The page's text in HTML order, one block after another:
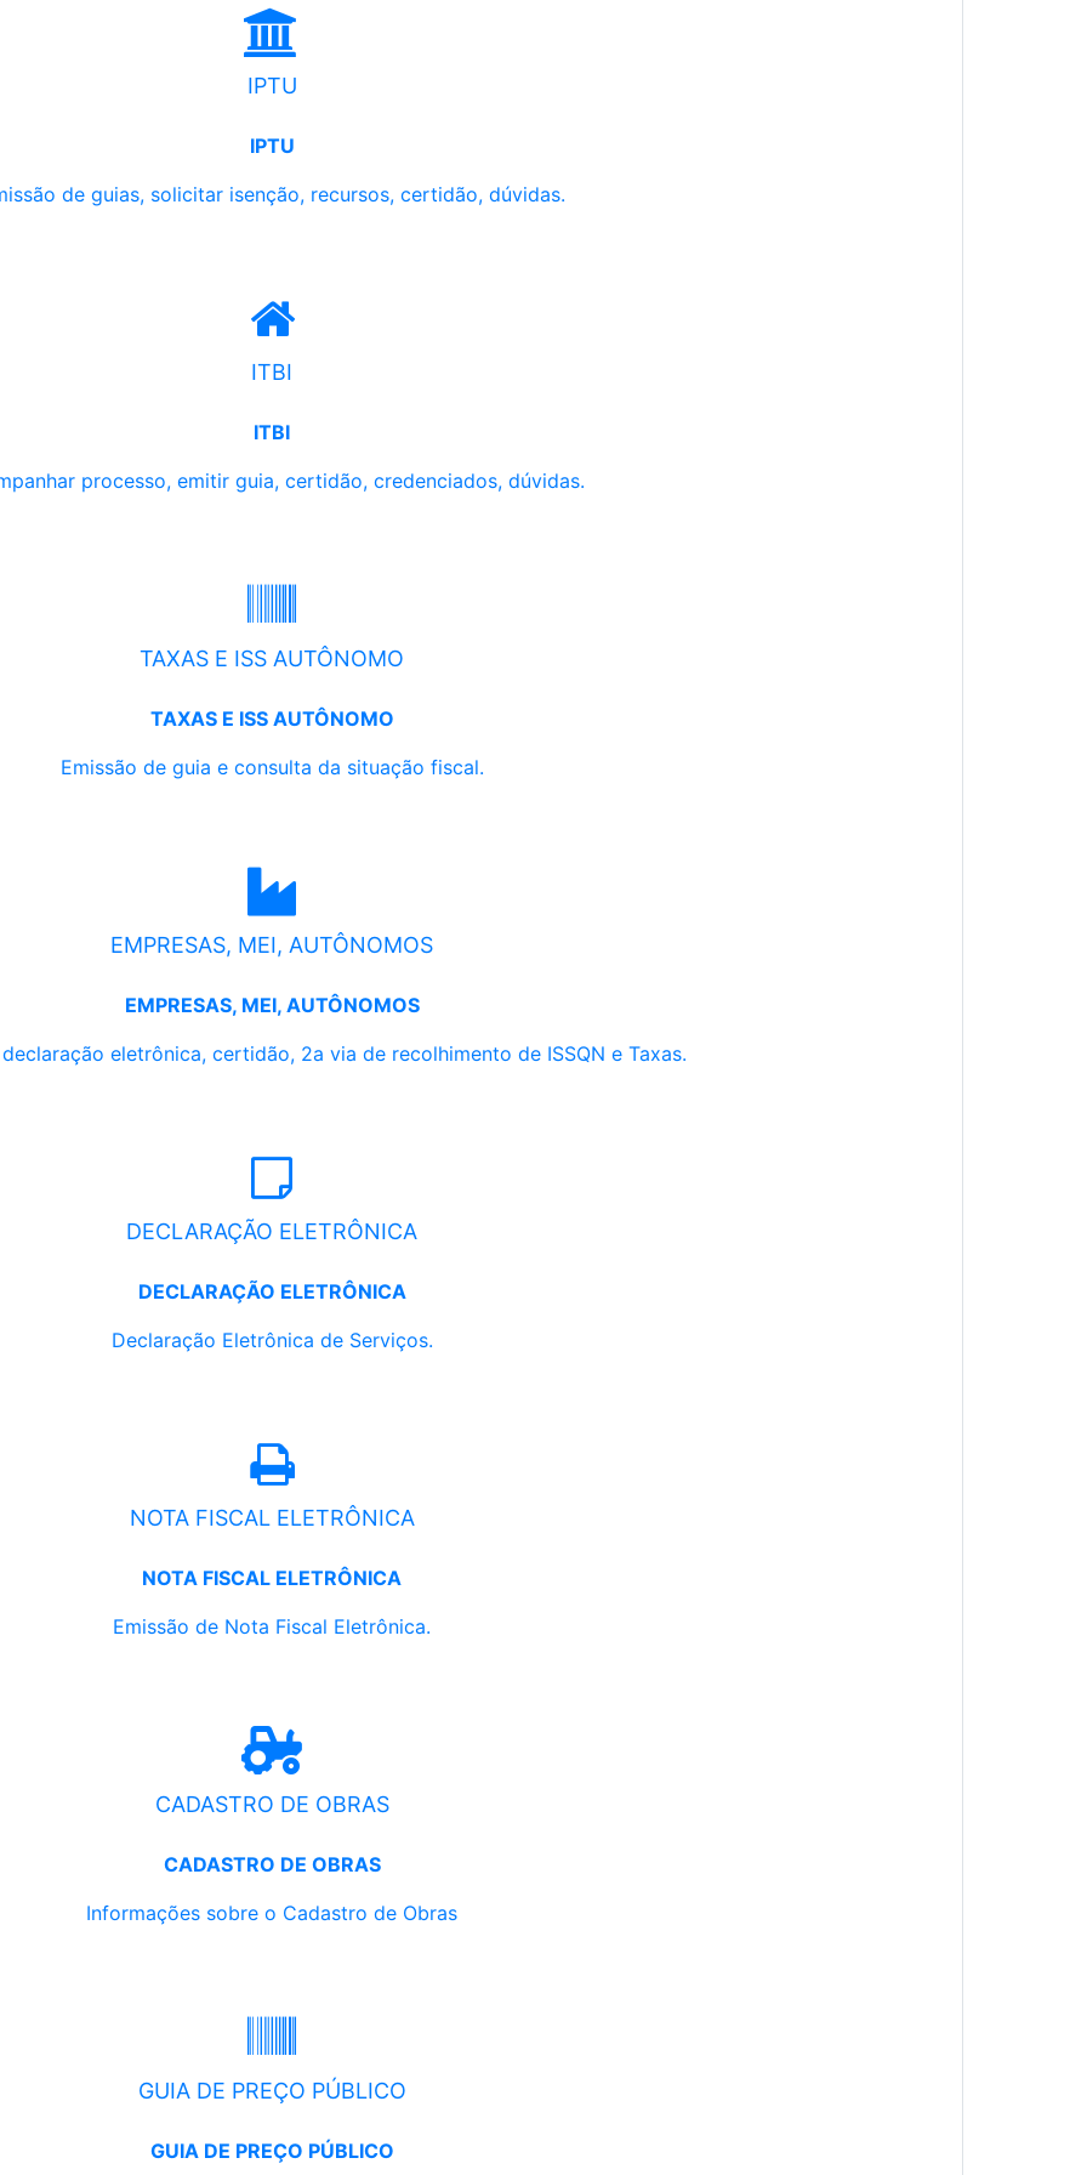
IPTU
IPTU
de guias, solicitar isenção, recursos, certidão, dúvidas.
ITBI
ITBI
processo, emitir guia, certidão, credenciados, dúvidas.
TAXAS E ISS AUTÔNOMO
TAXAS E ISS AUTÔNOMO
Emissão de guia e consulta da situação fiscal.
EMPRESAS, MEI, AUTÔNOMOS
EMPRESAS, MEI, AUTÔNOMOS
eletrônica, certidão, 2a via de recolhimento de ISSQN e Taxas.
DECLARAÇÃO ELETRÔNICA
DECLARAÇÃO ELETRÔNICA
Declaração Eletrônica de Serviços.
NOTA FISCAL ELETRÔNICA
NOTA FISCAL ELETRÔNICA
Emissão de Nota Fiscal Eletrônica.
CADASTRO DE OBRAS
CADASTRO DE OBRAS
Informações sobre o Cadastro de Obras
GUIA DE PREÇO PÚBLICO
GUIA DE PREÇO PÚBLICO